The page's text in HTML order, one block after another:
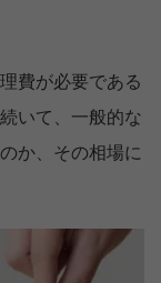
費が必要である
いて、一般的な
か、その相場に